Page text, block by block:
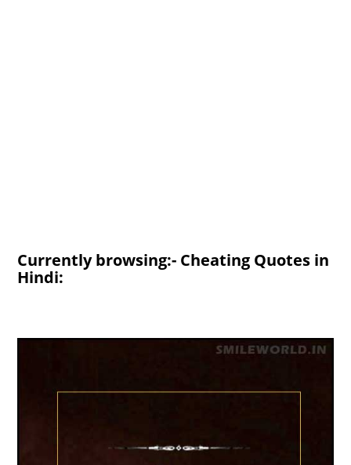
Currently browsing:- Cheating Quotes in
Hindi: